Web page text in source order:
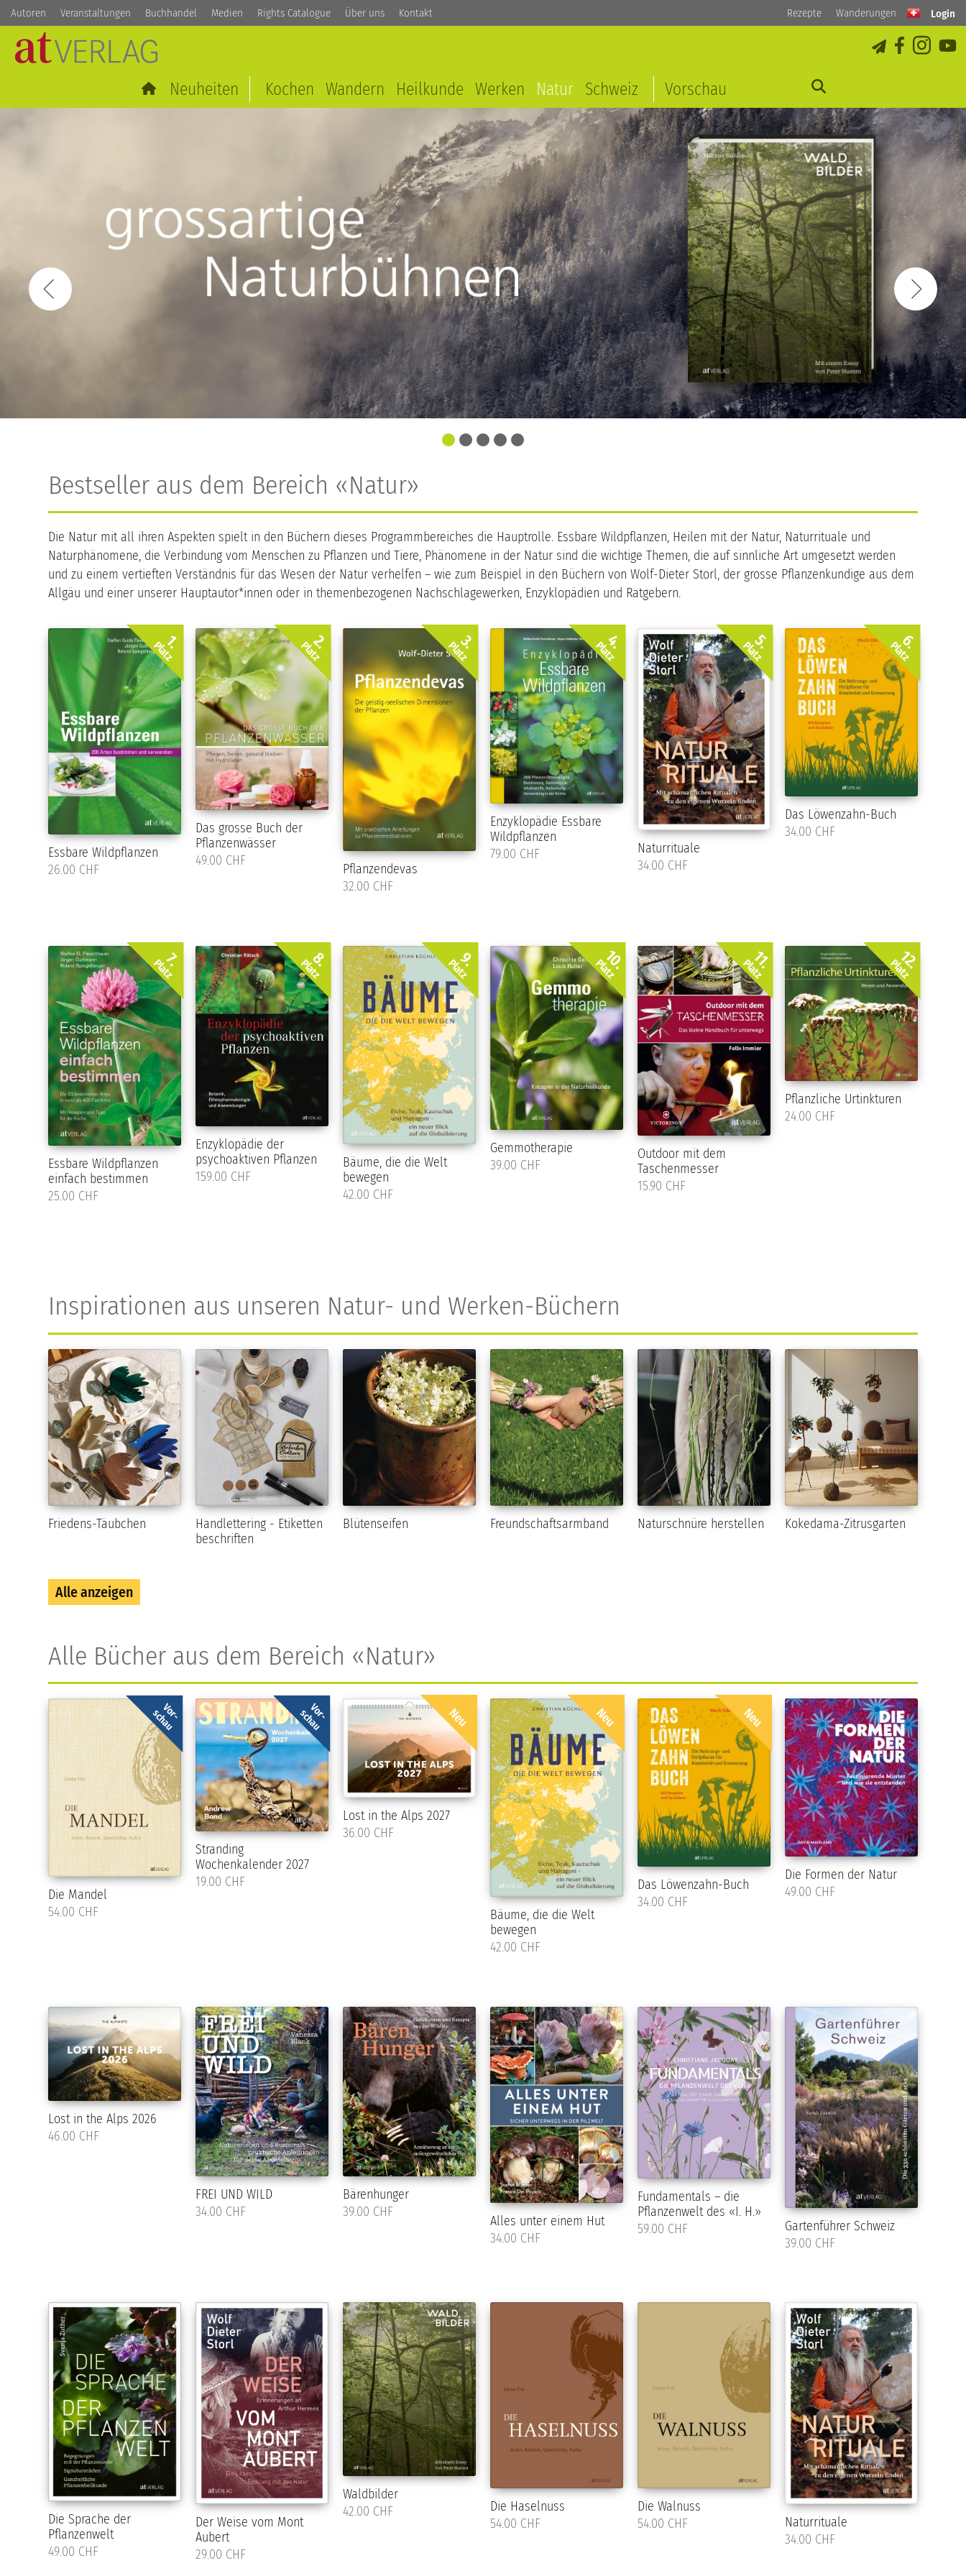
Autoren Veranstaltungen Buchhandel Medien Rights Catalogue Über uns Kontakt Rezepte Wanderungen Login
Neuheiten Kochen Wandern Heilkunde Werken Natur Schweiz Vorschau
Bestseller aus dem Bereich «Natur»
Die Natur mit all ihren Aspekten spielt in den Büchern dieses Programmbereiches die Hauptrolle. Essbare Wildpflanzen, Heilen mit der Natur, Naturrituale und
Naturphänomene, die Verbindung vom Menschen zu Pflanzen und Tiere, Phänomene in der Natur sind die wichtige Themen, die auf sinnliche Art umgesetzt werden
und zu einem vertieften Verständnis für das Wesen der Natur verhelfen – wie zum Beispiel in den Büchern von Wolf-Dieter Storl, der grosse Pflanzenkundige aus dem
Allgäu und einer unserer Hauptautor*innen oder in themenbezogenen Nachschlagewerken, Enzyklopädien und Ratgebern.
1.
Platz
Essbare Wildpflanzen
26.00 CHF
2.
Platz
Das grosse Buch der
Pflanzenwässer
49.00 CHF
3.
Platz
Pflanzendevas
32.00 CHF
4.
Platz
Enzyklopädie Essbare
Wildpflanzen
79.00 CHF
5.
Platz
Naturrituale
34.00 CHF
6.
Platz
Das Löwenzahn-Buch
34.00 CHF
7.
Platz
Essbare Wildpflanzen
einfach bestimmen
25.00 CHF
8.
Platz
Enzyklopädie der
psychoaktiven Pflanzen
159.00 CHF
9.
Platz
Bäume, die die Welt
bewegen
42.00 CHF
10.
Platz
Gemmotherapie
39.00 CHF
11.
Platz
Outdoor mit dem
Taschenmesser
15.90 CHF
12.
Platz
Pflanzliche Urtinkturen
24.00 CHF
Inspirationen aus unseren Natur- und Werken-Büchern
Friedens-Täubchen
Handlettering - Etiketten
beschriften
Blütenseifen Freundschaftsarmband Naturschnüre herstellen Kokedama-Zitrusgarten
Alle anzeigen
Alle Bücher aus dem Bereich «Natur»
Vor-
schau
Die Mandel
54.00 CHF
Vor-
schau
Stranding
Wochenkalender 2027
19.00 CHF
Neu
Lost in the Alps 2027
36.00 CHF
Neu
Bäume, die die Welt
bewegen
42.00 CHF
Neu
Das Löwenzahn-Buch
34.00 CHF
Die Formen der Natur
49.00 CHF
Lost in the Alps 2026
46.00 CHF
FREI UND WILD
34.00 CHF
Bärenhunger
39.00 CHF
Alles unter einem Hut
34.00 CHF
Fundamentals – die
Pflanzenwelt des «I. H.»
59.00 CHF
Gartenführer Schweiz
39.00 CHF
Die Sprache der
Pflanzenwelt
49.00 CHF
Der Weise vom Mont
Aubert
29.00 CHF
Waldbilder
42.00 CHF
Die Haselnuss
54.00 CHF
Die Walnuss
54.00 CHF
Naturrituale
34.00 CHF